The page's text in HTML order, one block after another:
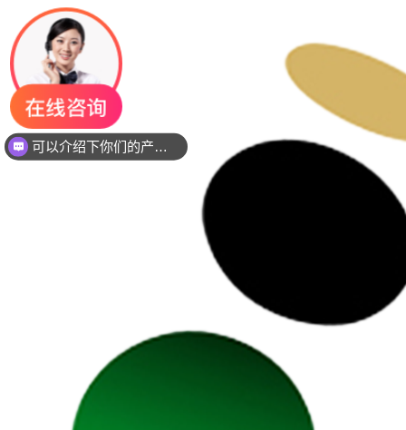
你们是是需要贴片还是插件灯珠呢？